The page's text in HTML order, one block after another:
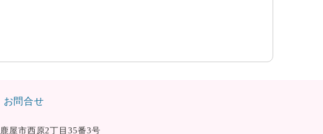
お問合せ
屋市西原2丁目35番3号